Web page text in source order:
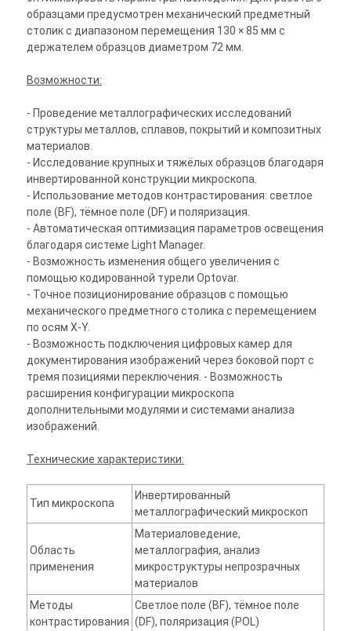
образцами предусмотрен механический предметный
столик с диапазоном перемещения 130 × 85 мм с
держателем образцов диаметром 72 мм.
Возможности:
- Проведение металлографических исследований
структуры металлов, сплавов, покрытий и композитных
материалов.
- Исследование крупных и тяжёлых образцов благодаря
инвертированной конструкции микроскопа.
- Использование методов контрастирования: светлое
поле (BF), тёмное поле (DF) и поляризация.
- Автоматическая оптимизация параметров освещения
благодаря системе Light Manager.
- Возможность изменения общего увеличения с
помощью кодированной турели Optovar.
- Точное позиционирование образцов с помощью
механического предметного столика с перемещением
по осям X-Y.
- Возможность подключения цифровых камер для
документирования изображений через боковой порт с
тремя позициями переключения. - Возможность
расширения конфигурации микроскопа
дополнительными модулями и системами анализа
изображений.
Технические характеристики:
Тип микроскопа
Инвертированный
металлографический микроскоп
Область
применения
Материаловедение,
металлография, анализ
микроструктуры непрозрачных
материалов
Методы
контрастирования
Светлое поле (BF), тёмное поле
(DF), поляризация (POL)